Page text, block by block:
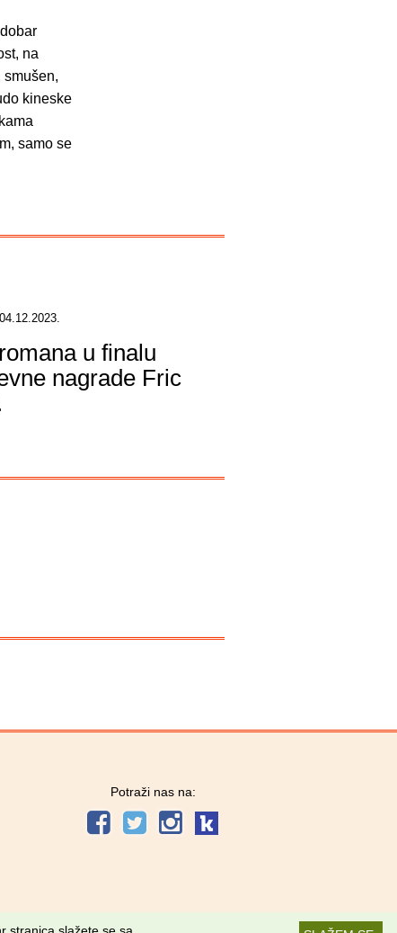
na
smušen,
kineske
samo se
u finalu
nagrade Fric
Potraži nas na: